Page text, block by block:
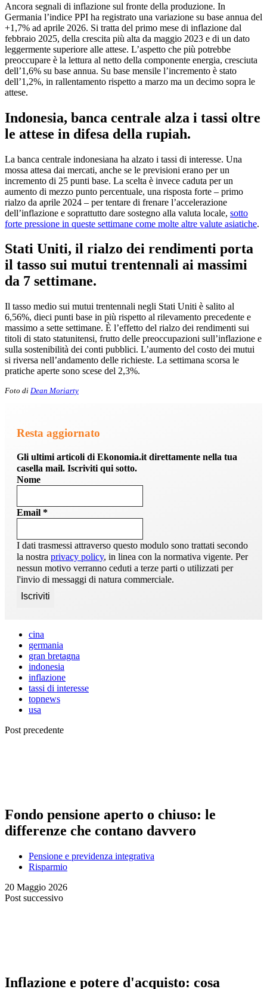
Ancora segnali di inflazione sul fronte della produzione. In
Germania l’indice PPI ha registrato una variazione su base annua del
+1,7% ad aprile 2026. Si tratta del primo mese di inflazione dal
febbraio 2025, della crescita più alta da maggio 2023 e di un dato
leggermente superiore alle attese. L’aspetto che più potrebbe
preoccupare è la lettura al netto della componente energia, cresciuta
dell’1,6% su base annua. Su base mensile l’incremento è stato
dell’1,2%, in rallentamento rispetto a marzo ma un decimo sopra le
attese.
Indonesia, banca centrale alza i tassi oltre
le attese in difesa della rupiah.
La banca centrale indonesiana ha alzato i tassi di interesse. Una
mossa attesa dai mercati, anche se le previsioni erano per un
incremento di 25 punti base. La scelta è invece caduta per un
aumento di mezzo punto percentuale, una risposta forte – primo
rialzo da aprile 2024 – per tentare di frenare l’accelerazione
dell’inflazione e soprattutto dare sostegno alla valuta locale, sotto
forte pressione in queste settimane come molte altre valute asiatiche.
Stati Uniti, il rialzo dei rendimenti porta
il tasso sui mutui trentennali ai massimi
da 7 settimane.
Il tasso medio sui mutui trentennali negli Stati Uniti è salito al
6,56%, dieci punti base in più rispetto al rilevamento precedente e
massimo a sette settimane. È l’effetto del rialzo dei rendimenti sui
titoli di stato statunitensi, frutto delle preoccupazioni sull’inflazione e
sulla sostenibilità dei conti pubblici. L’aumento del costo dei mutui
si riversa nell’andamento delle richieste. La settimana scorsa le
pratiche aperte sono scese del 2,3%.
Foto di Dean Moriarty
Resta aggiornato
Gli ultimi articoli di Ekonomia.it direttamente nella tua
casella mail. Iscriviti qui sotto.
Nome
Email *
I dati trasmessi attraverso questo modulo sono trattati secondo
la nostra privacy policy, in linea con la normativa vigente. Per
nessun motivo verranno ceduti a terze parti o utilizzati per
l'invio di messaggi di natura commerciale.
cina
germania
gran bretagna
indonesia
inflazione
tassi di interesse
topnews
usa
Post precedente
Fondo pensione aperto o chiuso: le
differenze che contano davvero
Pensione e previdenza integrativa
Risparmio
20 Maggio 2026
Post successivo
Inflazione e potere d'acquisto: cosa